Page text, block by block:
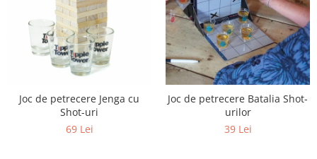
Joc de petrecere Jenga cu
Shot-uri
69 Lei
Joc de petrecere Batalia Shot-
urilor
39 Lei